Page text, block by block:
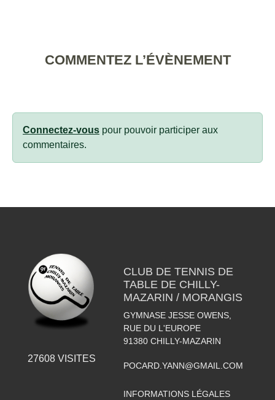
COMMENTEZ L’ÉVÈNEMENT
Connectez-vous pour pouvoir participer aux
commentaires.
27608VISITES
CLUB DE TENNIS DE
TABLE DE CHILLY-
MAZARIN / MORANGIS
GYMNASE JESSE OWENS,
RUE DU L'EUROPE
91380 CHILLY-MAZARIN
POCARD.YANN@GMAIL.COM
INFORMATIONS LÉGALES